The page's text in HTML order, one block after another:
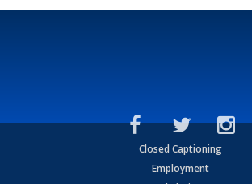
Closed Captioning
Employment